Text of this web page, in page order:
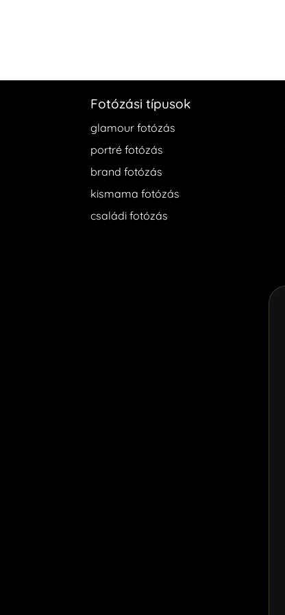
Fotózási típusok
glamour fotózás
portré fotózás
brand fotózás
kismama fotózás
családi fotózás